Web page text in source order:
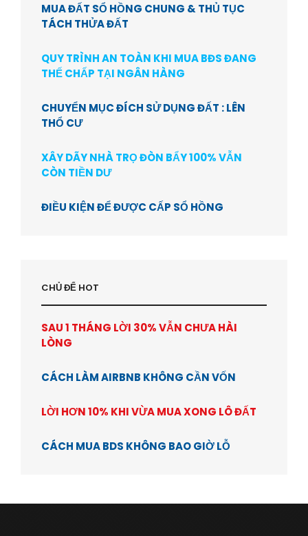
MUA ĐẤT SỔ HỒNG CHUNG & THỦ TỤC
TÁCH THỬA ĐẤT
QUY TRÌNH AN TOÀN KHI MUA BĐS ĐANG
THẾ CHẤP TẠI NGÂN HÀNG
CHUYỂN MỤC ĐÍCH SỬ DỤNG ĐẤT : LÊN
THỔ CƯ
XÂY DÃY NHÀ TRỌ ĐÒN BẨY 100% VẪN
CÒN TIỀN DƯ
ĐIỀU KIỆN ĐỂ ĐƯỢC CẤP SỔ HỒNG
CHỦ ĐỂ HOT
SAU 1 THÁNG LỜI 30% VẪN CHƯA HÀI
LÒNG
CÁCH LÀM AIRBNB KHÔNG CẦN VỐN
LỜI HƠN 10% KHI VỪA MUA XONG LÔ ĐẤT
CÁCH MUA BDS KHÔNG BAO GIỜ LỖ